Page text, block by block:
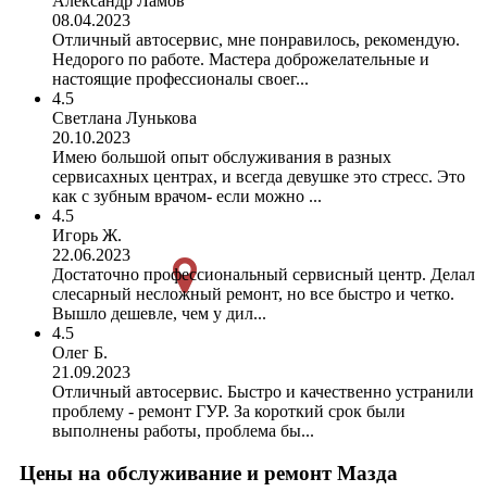
08.04.2023
Отличный автосервис, мне понравилось, рекомендую.
Недорого по работе. Мастера доброжелательные и
настоящие профессионалы своег...
4.5
Светлана Лунькова
20.10.2023
Имею большой опыт обслуживания в разных
сервисахных центрах, и всегда девушке это стресс. Это
как с зубным врачом- если можно ...
4.5
Игорь Ж.
22.06.2023
Достаточно профессиональный сервисный центр. Делал
слесарный несложный ремонт, но все быстро и четко.
Вышло дешевле, чем у дил...
4.5
Олег Б.
21.09.2023
Отличный автосервис. Быстро и качественно устранили
проблему - ремонт ГУР. За короткий срок были
выполнены работы, проблема бы...
Цены на обслуживание и ремонт Мазда